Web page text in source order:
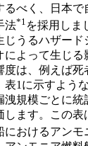
るべく、日本
法*1 を採用しま
じうるハザー
よって生じる
は、例えば死
表1に示すよう
洩規模ごとに統
します。この表
におけるアンモ